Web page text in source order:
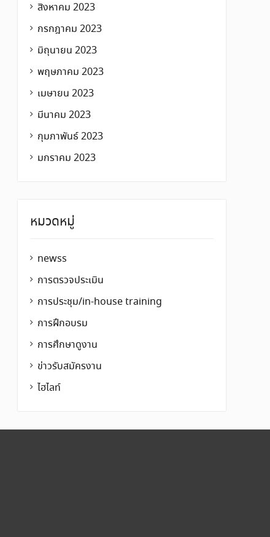
สิงหาคม 2023
กรกฎาคม 2023
มิถุนายน 2023
พฤษภาคม 2023
เมษายน 2023
มีนาคม 2023
กุมภาพันธ์ 2023
มกราคม 2023
หมวดหมู่
newss
การตรวจประเมิน
การประชุม/in-house training
การฝึกอบรม
การศึกษาดูงาน
ข่าวรับสมัครงาน
ไฮไลท์